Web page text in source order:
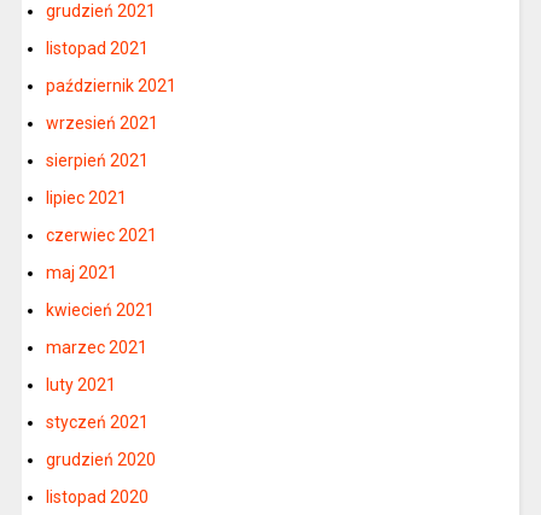
grudzień 2021
listopad 2021
październik 2021
wrzesień 2021
sierpień 2021
lipiec 2021
czerwiec 2021
maj 2021
kwiecień 2021
marzec 2021
luty 2021
styczeń 2021
grudzień 2020
listopad 2020